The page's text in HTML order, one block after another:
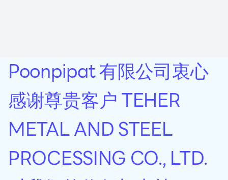
Poonpipat 有限公司衷心
感谢尊贵客户 TEHER
METAL AND STEEL
PROCESSING CO., LTD.